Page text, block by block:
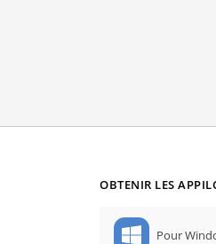
OBTENIR LES
Pour